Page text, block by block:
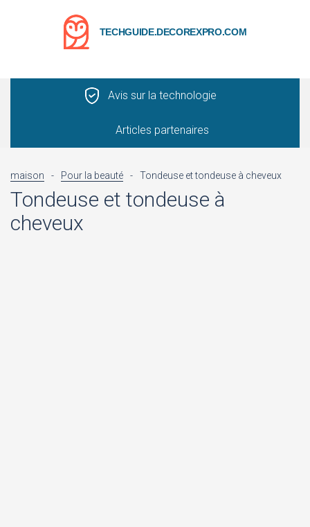
TECHGUIDE.DECOREXPRO.COM
Avis sur la technologie
Articles partenaires
maison - Pour la beauté - Tondeuse et tondeuse à cheveux
Tondeuse et tondeuse à
cheveux